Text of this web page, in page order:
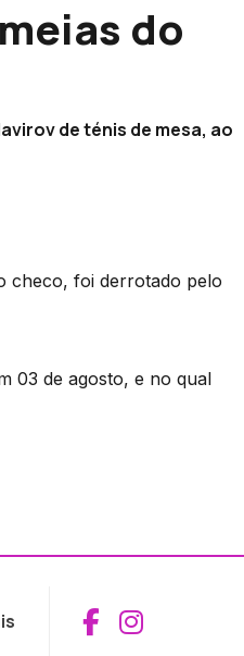
do
de ténis de mesa, ao
checo, foi derrotado pelo
03 de agosto, e no qual
Aceder
Aceder